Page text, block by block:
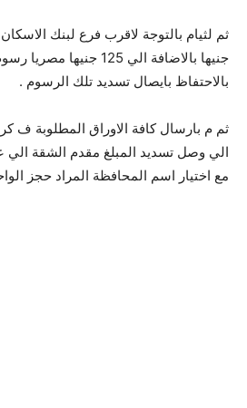
جنيها بالاضافة الي 125
بالاحتفاظ بايصال تسديد تلك الرسوم .
ثم م بارسال كافة الاوراق المطلوبة ف
الي وصل تسديد المبلغ مقدم الشقة الي
مع اختيار اسم المحافظة المراد حجز